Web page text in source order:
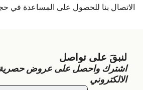
الاتصال بنا للحصول على المساعدة في
لنبقَ على تواصل
اشترك واحصل على عروض حصرية
الالكتروني